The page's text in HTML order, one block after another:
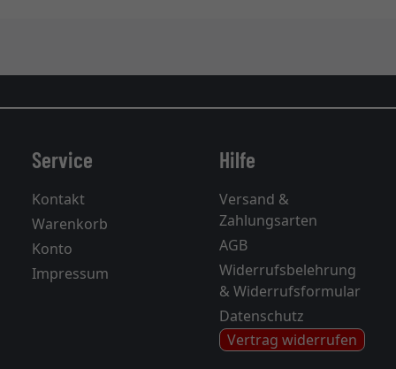
Service
Kontakt
Warenkorb
Konto
Impressum
Hilfe
Versand &
Zahlungsarten
AGB
Widerrufsbelehrung
& Widerrufsformular
Datenschutz
Vertrag widerrufen